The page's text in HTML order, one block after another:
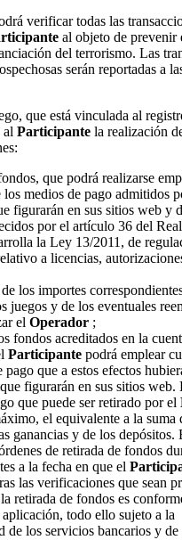
verificar todas las
al objeto de prevenir
del terrorismo. Las
serán reportadas a
que está vinculada al
al Participantela realización
que podrá realizarse
los medios de pago admitidos
figurarán en sus sitios web y
por el artículo 36 del
la Ley 13/2011, de
a licencias,
los importes
juegos y de los eventuales
el Operador ;
fondos acreditados en la
Participantepodrá emplear
pago que a estos efectos
figurarán en sus sitios web.
que puede ser retirado por el
el equivalente a la suma
ganancias y de los depósitos.
de retirada de fondos
a la fecha en que el
las verificaciones que sean
retirada de fondos es
todo ello sujeto a la
de los servicios bancarios y de